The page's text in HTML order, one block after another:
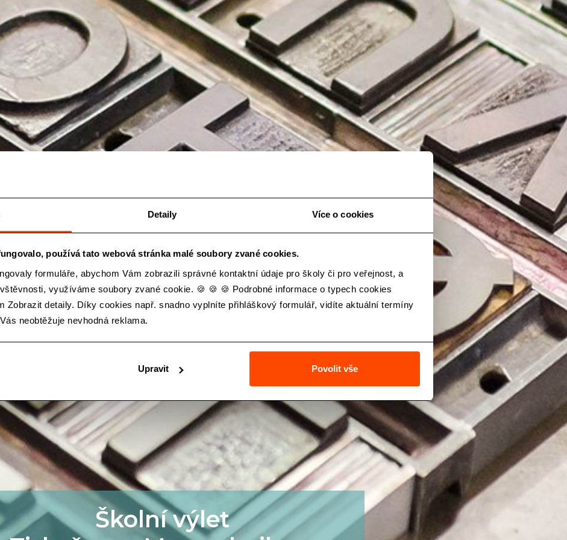
Detaily Více o cookies
používá tato webová stránka malé soubory zvané cookies.
formuláře, abychom Vám zobrazili správné kontaktní údaje pro školy či pro veřejnost, a
využíváme soubory zvané cookie. 🍪 🍪 🍪 Podrobné informace o typech cookies
Zobrazit detaily. Díky cookies např. snadno vyplníte přihláškový formulář, vidíte aktuální termíny
neobtěžuje nevhodná reklama.
Upravit Povolit vše
Školní výlet